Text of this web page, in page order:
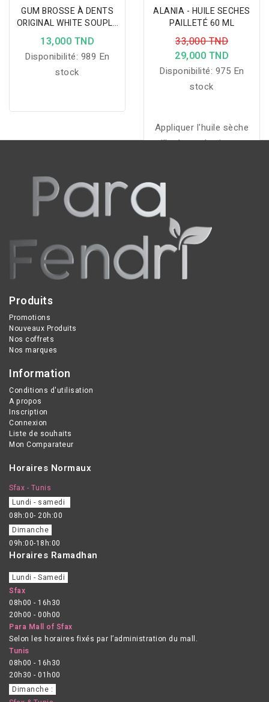
GUM BROSSE À DENTS
ORIGINAL WHITE SOUPLE
561
13,000 TND
Disponibilité: 989 En
stock
ALANIA - HUILE SECHES
PAILLETÉ 60 ML
33,000 TND
29,000 TND
Disponibilité: 975 En
stock
Appliquer l'huile sèche
pailletée sur le visage et
massez l'Huile sur vos
jambes de bas en haut
pour capter la lumière et
leur donner un reflet
Produits
Promotions
Nouveaux Produits
Nos coffrets
Nos marques
Information
Conditions d'utilisation
A propos
Inscription
Connexion
Liste de souhaits
Mon Comparateur
Horaires Normaux
Sfax - Tunis
Lundi - samedi
08h:00- 20h:00
Dimanche
09h:00-18h:00
Horaires Ramadhan
Lundi - Samedi
Sfax
08h00 - 16h30
20h00 - 00h00
Para Mall of Sfax
Selon les horaires fixés par l’administration du mall.
Tunis
08h00 - 16h30
20h30 - 01h00
Dimanche :